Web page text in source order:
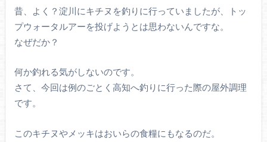
昔、よく？淀川にキチヌを釣りに行っていましたが、トッ
プウォータルアーを投げようとは思わないんですな。
なぜだか？
何か釣れる気がしないのです。
さて、今回は例のごとく高知へ釣りに行った際の屋外調理
です。
このキチヌやメッキはおいらの食糧にもなるのだ。